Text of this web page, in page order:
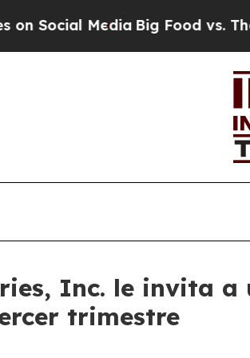
Media Big Food vs. The
Inc. le invita a
trimestre